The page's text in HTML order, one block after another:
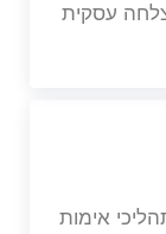
עסקית
אימות